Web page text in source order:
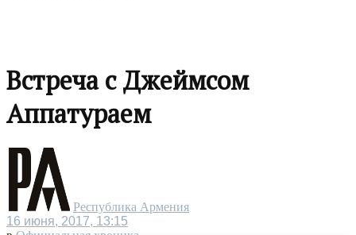
Встреча с Джеймсом
Аппатураем
Республика Армения
16 июня, 2017, 13:15